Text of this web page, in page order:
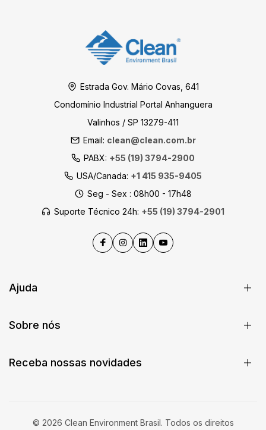
Estrada Gov. Mário Covas, 641
Condomínio Industrial Portal Anhanguera
Valinhos / SP 13279-411
Email: clean@clean.com.br
PABX: +55 (19) 3794-2900
USA/Canada: +1 415 935-9405
Seg - Sex : 08h00 - 17h48
Suporte Técnico 24h: +55 (19) 3794-2901
Ajuda
Sobre nós
Receba nossas novidades
© 2026 Clean Environment Brasil. Todos os direitos